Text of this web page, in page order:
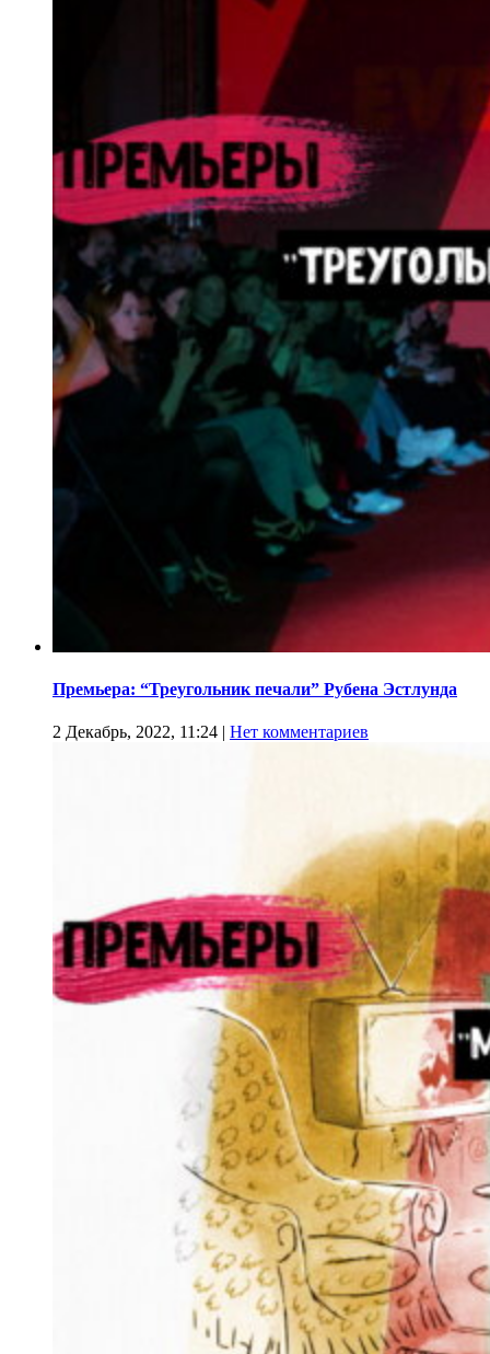
Премьера: “Треугольник печали” Рубена Эстлунда
2 Декабрь, 2022, 11:24 | Нет комментариев